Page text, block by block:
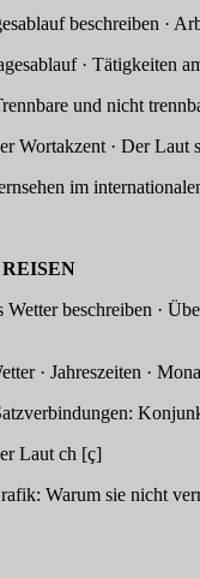
·
am Arbeitsplatz ·
trennbare
· Der Laut st
· Über
· Monate ·
·
ch [ç]
nicht verreisen